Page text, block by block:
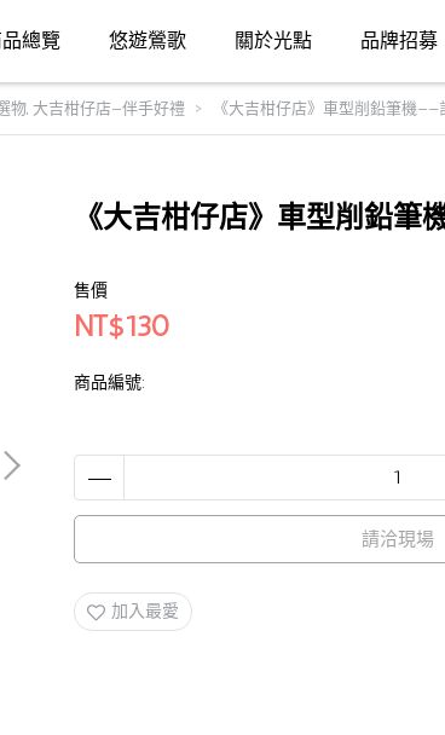
總覽 悠遊鶯歌 關於光點 品牌招募
物, 大吉柑仔店—伴手好禮 《大吉柑仔店》車型削鉛筆機——
《大吉柑仔店》車型削鉛筆
售價
NT$130
商品編號:
請洽現場
加入最愛